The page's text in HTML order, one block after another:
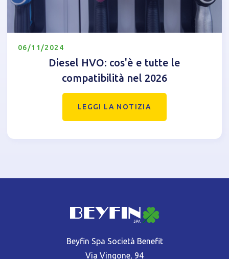
06/11/2024
Diesel HVO: cos'è e tutte le
compatibilità nel 2026
LEGGI LA NOTIZIA
Beyfin Spa Società Benefit
Via Vingone, 94